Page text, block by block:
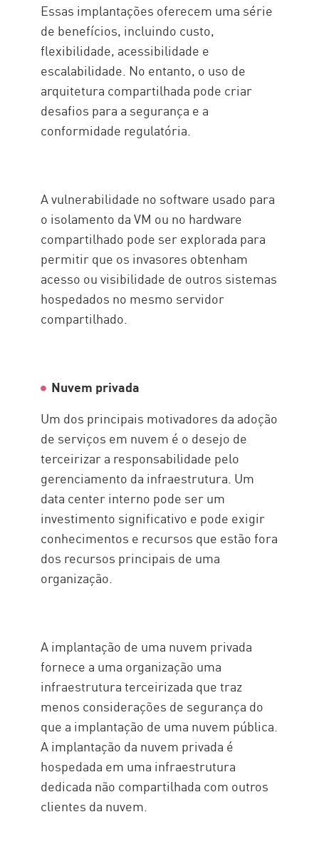
Essas implantações oferecem uma série
de benefícios, incluindo custo,
flexibilidade, acessibilidade e
escalabilidade. No entanto, o uso de
arquitetura compartilhada pode criar
desafios para a segurança e a
conformidade regulatória.
A vulnerabilidade no software usado para
o isolamento da VM ou no hardware
compartilhado pode ser explorada para
permitir que os invasores obtenham
acesso ou visibilidade de outros sistemas
hospedados no mesmo servidor
compartilhado.
Nuvem privada
Um dos principais motivadores da adoção
de serviços em nuvem é o desejo de
terceirizar a responsabilidade pelo
gerenciamento da infraestrutura. Um
data center interno pode ser um
investimento significativo e pode exigir
conhecimentos e recursos que estão fora
dos recursos principais de uma
organização.
A implantação de uma nuvem privada
fornece a uma organização uma
infraestrutura terceirizada que traz
menos considerações de segurança do
que a implantação de uma nuvem pública.
A implantação da nuvem privada é
hospedada em uma infraestrutura
dedicada não compartilhada com outros
clientes da nuvem.